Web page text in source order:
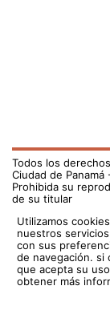
Todos los
Ciudad de Panamá
Prohibida su
de su titular
Utilizamos
nuestros
con sus
de navegación. si
que acepta su
obtener más